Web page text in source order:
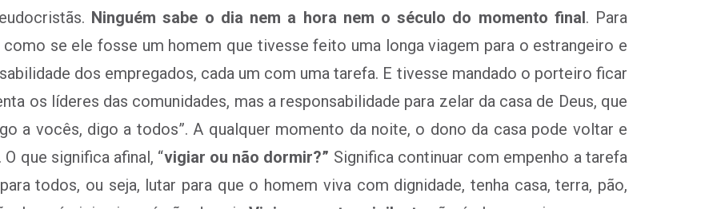
Ninguém sabe o dia nem a hora nem o século do momento final. Para
se ele fosse um homem que tivesse feito uma longa viagem para o estrangeiro e
dos empregados, cada um com uma tarefa. E tivesse mandado o porteiro ficar
os líderes das comunidades, mas a responsabilidade para zelar da casa de Deus, que
a vocês, digo a todos”. A qualquer momento da noite, o dono da casa pode voltar e
que significa afinal, “vigiar ou não dormir?” Significa continuar com empenho a tarefa
todos, ou seja, lutar para que o homem viva com dignidade, tenha casa, terra, pão,